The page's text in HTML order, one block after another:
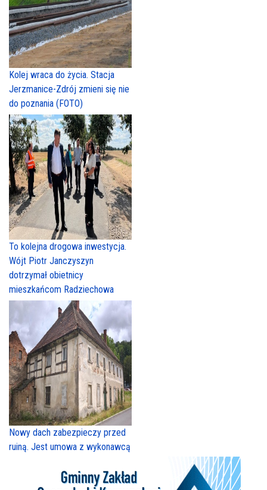
Kolej wraca do życia. Stacja
Jerzmanice-Zdrój zmieni się nie
do poznania (FOTO)
To kolejna drogowa inwestycja.
Wójt Piotr Janczyszyn
dotrzymał obietnicy
mieszkańcom Radziechowa
Nowy dach zabezpieczy przed
ruiną. Jest umowa z wykonawcą